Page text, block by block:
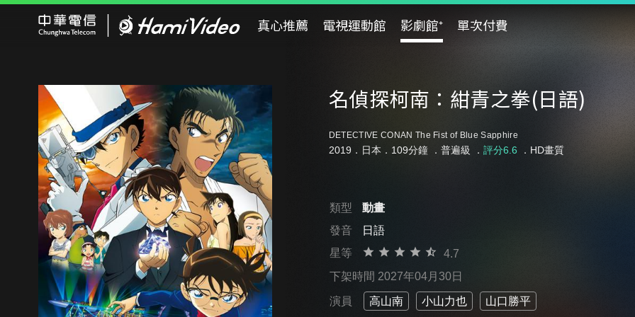
真心推薦 電視運動館 影劇館⁺ 單次付費
名偵探柯南：紺青之拳(日語)
DETECTIVE CONAN The Fist of Blue Sapphire
2019．日本．109分鐘 ． 普遍級 ． 評分6.6 ．HD畫質
類型
動畫
發音
日語
星等
4.7
下架時間 2027年04月30日
演員 高山南 小山力也 山口勝平